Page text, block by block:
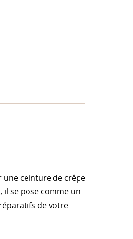
une ceinture de crêpe
il se pose comme un
de votre